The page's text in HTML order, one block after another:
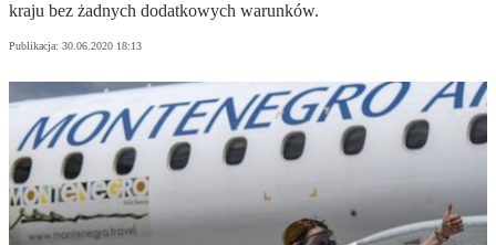
kraju bez żadnych dodatkowych warunków.
Publikacja: 30.06.2020 18:13